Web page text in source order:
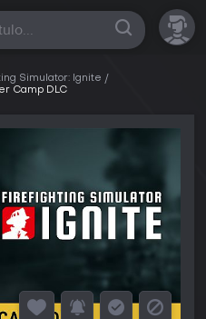
Simulator: Ignite
Camp DLC